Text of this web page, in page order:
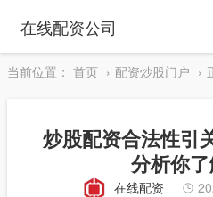
在线配资公司
当前位置： 首页 配资炒股门户
炒股配资合法性引
分析你
在线配资